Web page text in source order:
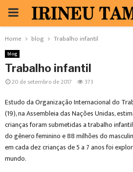
PRIMARY
MENU
Home blog Trabalho infantil
blog
Trabalho infantil
20 de setembro de 2017 373
Estudo da Organização Internacional do
(19), na Assembleia das Nações Unidas,
crianças foram submetidas a trabalho
do gênero feminino e 88 milhões do
em cada dez crianças de 5 a 7 anos foi
mundo.